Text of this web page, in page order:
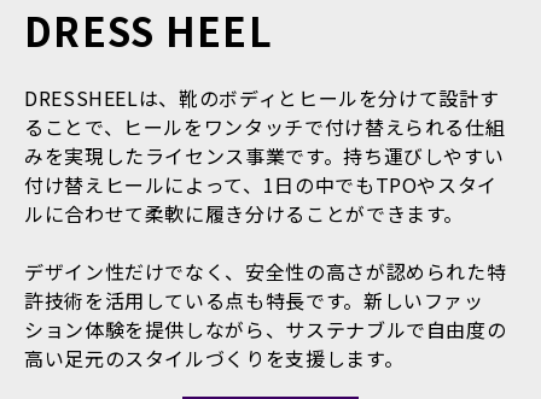
DRESS HEEL
DRESSHEELは、靴のボディとヒールを分けて設計す
ることで、ヒールをワンタッチで付け替えられる仕組
みを実現したライセンス事業です。持ち運びしやすい
付け替えヒールによって、1日の中でもTPOやスタイ
ルに合わせて柔軟に履き分けることができます。
デザイン性だけでなく、安全性の高さが認められた特
許技術を活用している点も特長です。新しいファッ
ション体験を提供しながら、サステナブルで自由度の
高い足元のスタイルづくりを支援します。